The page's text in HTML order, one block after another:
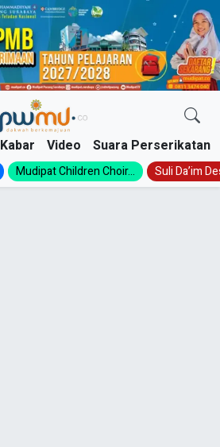
Kabar Video Suara Perserikatan
Mudipat Children Choir... Suli Da’im